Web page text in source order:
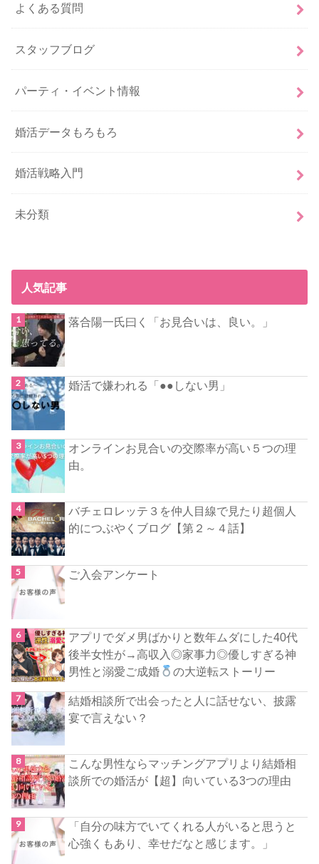
よくある質問
スタッフブログ
パーティ・イベント情報
婚活データもろもろ
婚活戦略入門
未分類
人気記事
落合陽一氏曰く「お見合いは、良い。」
婚活で嫌われる「●●しない男」
オンラインお見合いの交際率が高い５つの理
由。
バチェロレッテ３を仲人目線で見たり超個人
的につぶやくブログ【第２～４話】
ご入会アンケート
アプリでダメ男ばかりと数年ムダにした40代
後半女性が→高収入◎家事力◎優しすぎる神
男性と溺愛ご成婚
の大逆転ストーリー
結婚相談所で出会ったと人に話せない、披露
宴で言えない？
こんな男性ならマッチングアプリより結婚相
談所での婚活が【超】向いている3つの理由
「自分の味方でいてくれる人がいると思うと
心強くもあり、幸せだなと感じます。」